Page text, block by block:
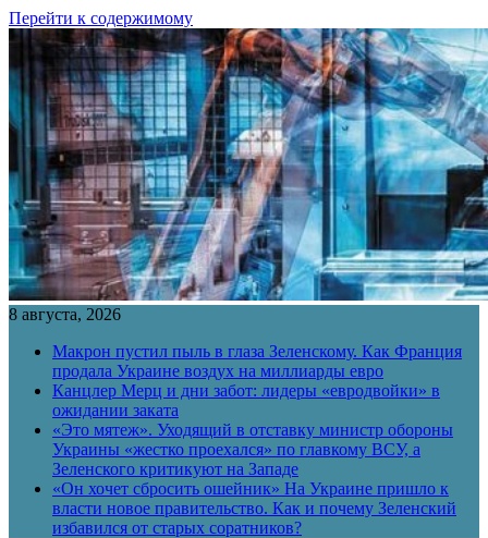
Перейти к содержимому
8 августа, 2026
Макрон пустил пыль в глаза Зеленскому. Как Франция
продала Украине воздух на миллиарды евро
Канцлер Мерц и дни забот: лидеры «евродвойки» в
ожидании заката
«Это мятеж». Уходящий в отставку министр обороны
Украины «жестко проехался» по главкому ВСУ, а
Зеленского критикуют на Западе
«Он хочет сбросить ошейник» На Украине пришло к
власти новое правительство. Как и почему Зеленский
избавился от старых соратников?